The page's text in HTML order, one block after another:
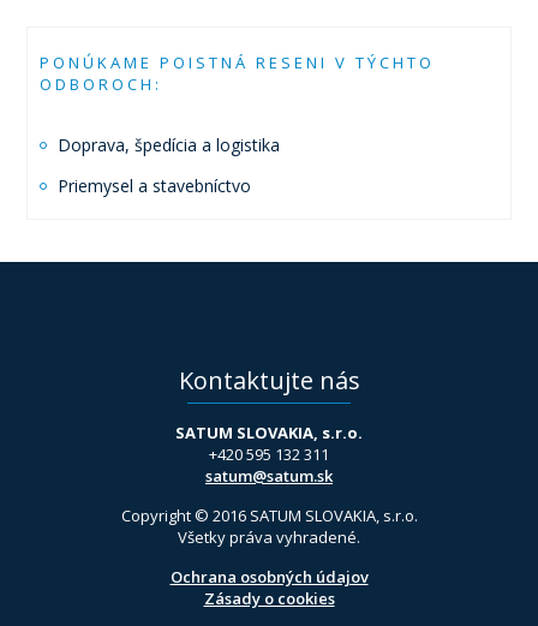
PONÚKAME POISTNÁ RESENI V TÝCHTO
ODBOROCH:
Doprava, špedícia a logistika
Priemysel a stavebníctvo
Kontaktujte nás
SATUM SLOVAKIA, s.r.o.
+420 595 132 311
satum@satum.sk
Copyright © 2016 SATUM SLOVAKIA, s.r.o.
Všetky práva vyhradené.
Ochrana osobných údajov
Zásady o cookies